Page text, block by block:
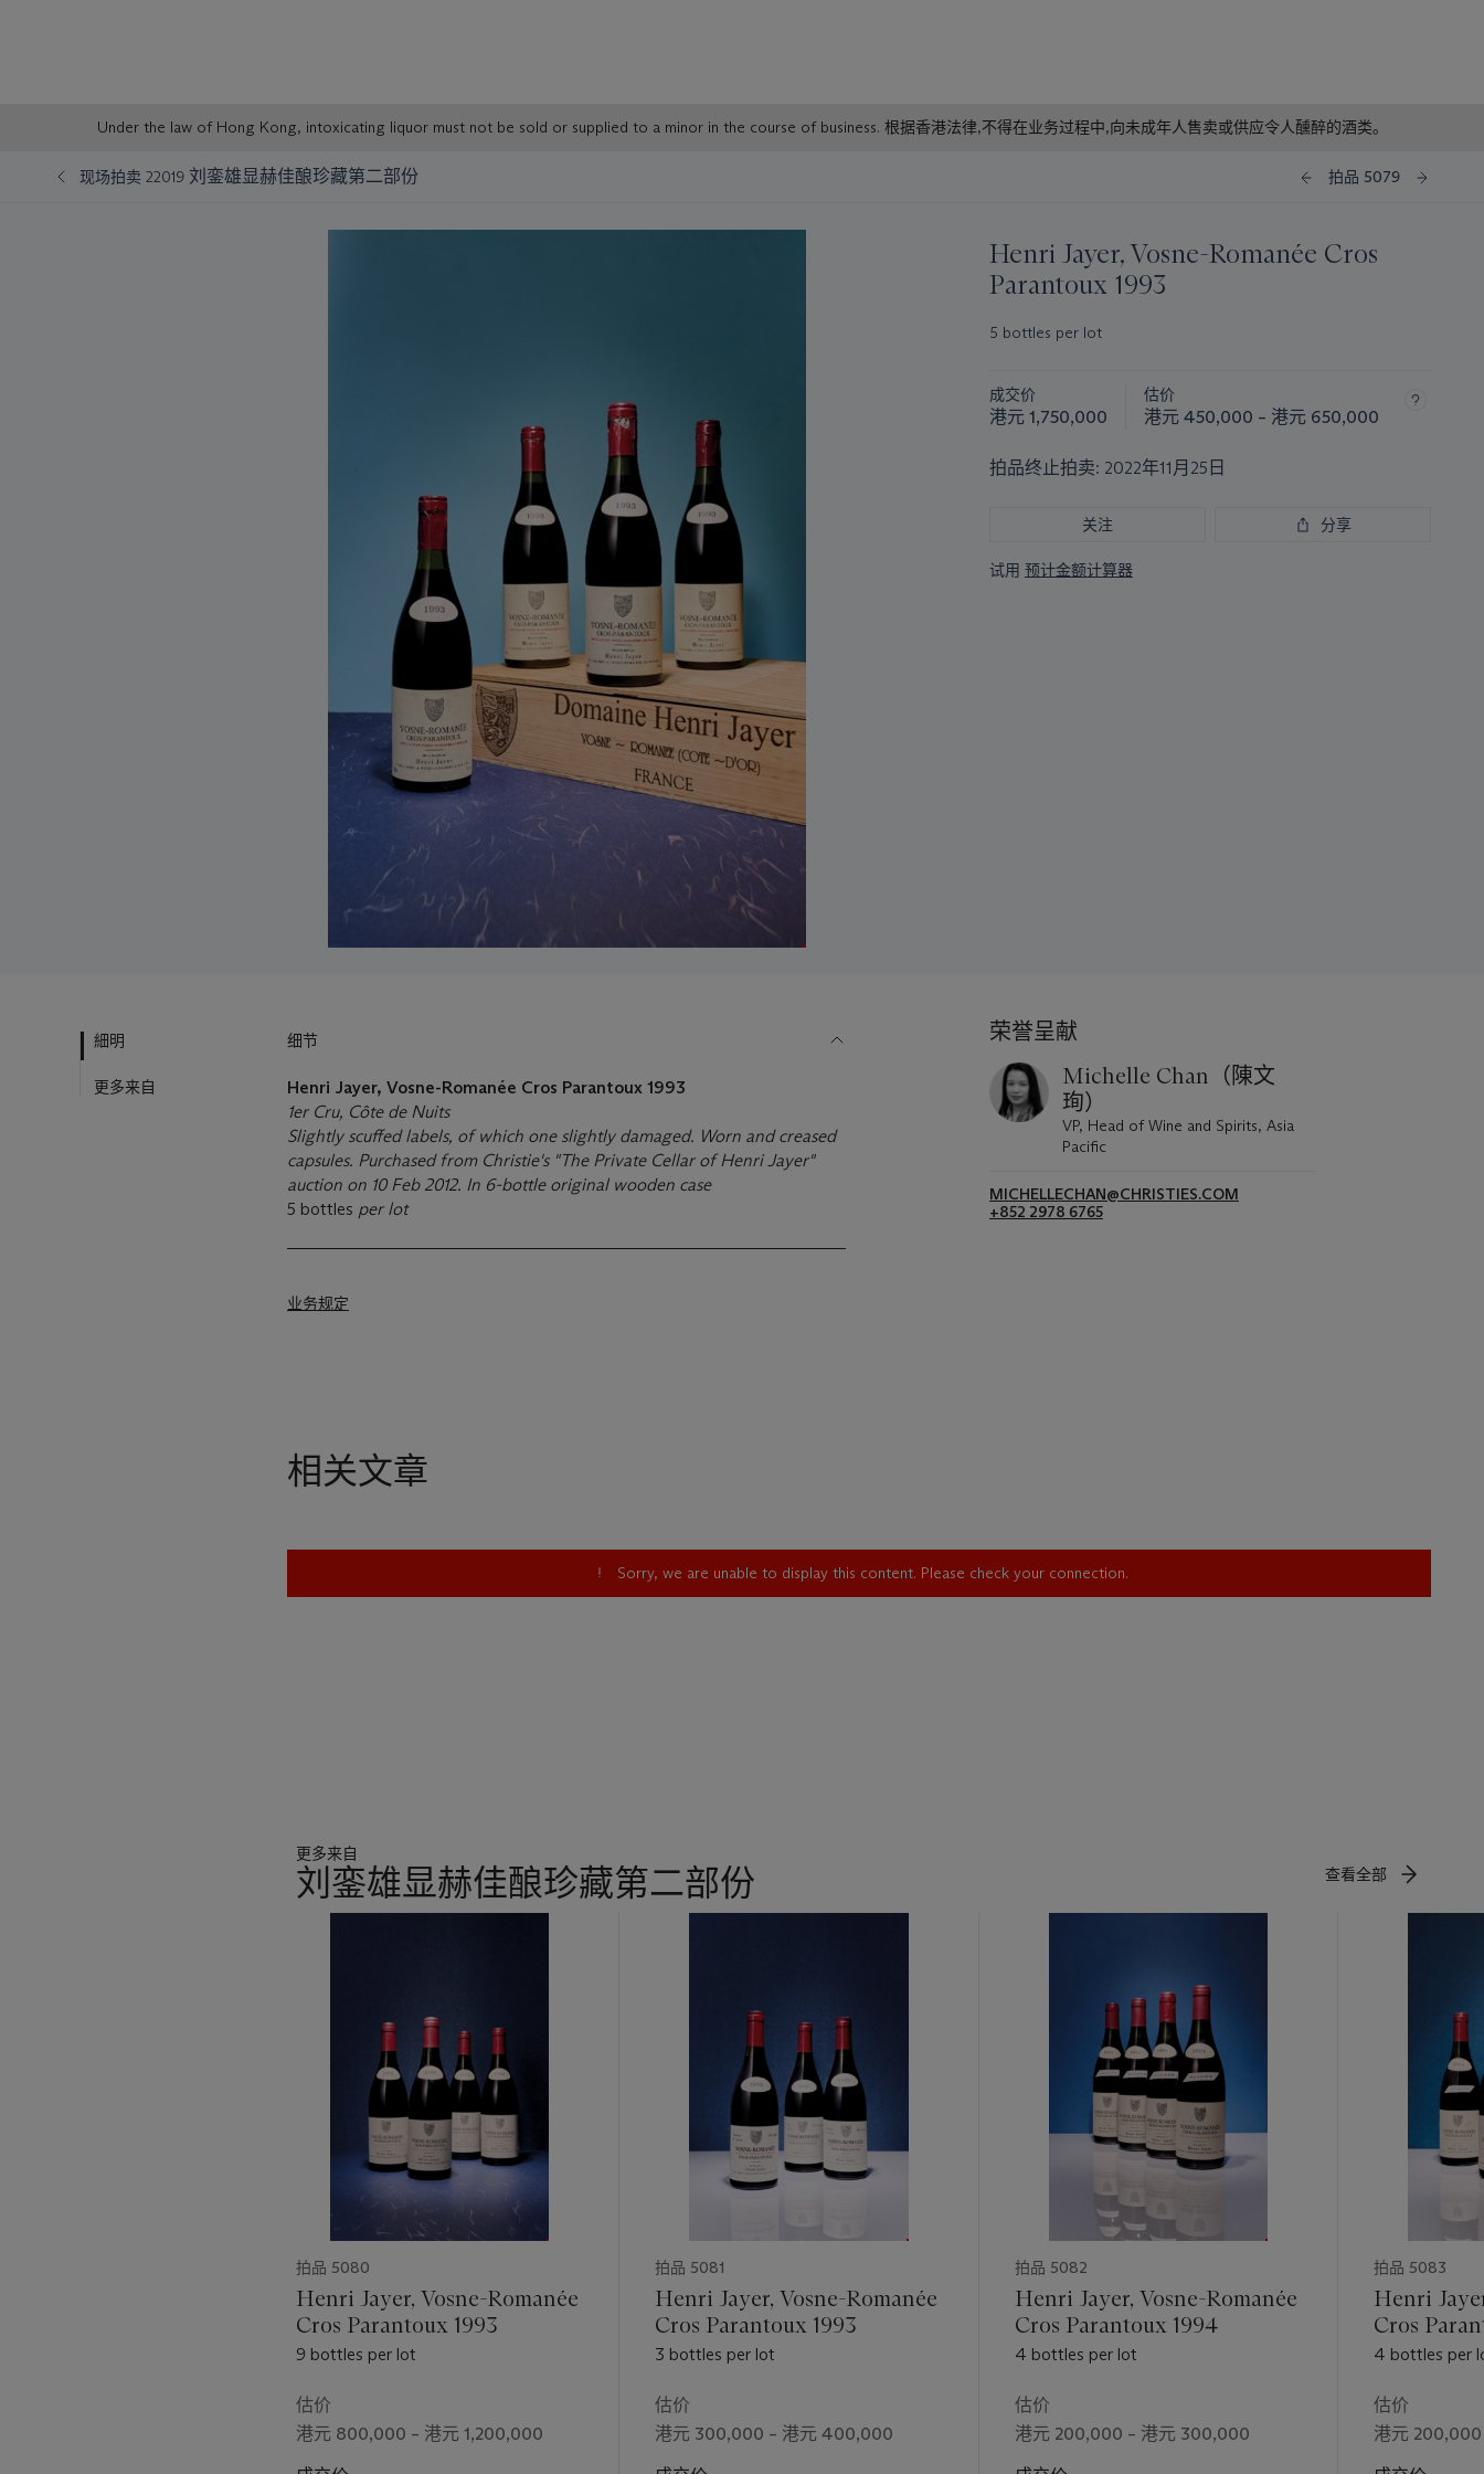
Sale
Under the law of Hong Kong, intoxicating liquor must not be sold or supplied to a minor in the course of business. 根据香港法律,不得在业务过程中,向未成年人售卖或供应令人醺醉的酒类。
现场拍卖 22019 刘銮雄显赫佳酿珍藏第二部份 拍品 5079
Henri Jayer, Vosne-Romanée Cros
Parantoux 1993
5 bottles per lot
成交价
港元 1,750,000
估价
港元 450,000 – 港元 650,000
拍品终止拍卖: 2022年11月25日
关注 分享
试用 预计金额计算器
細明
更多来自
细节
Henri Jayer, Vosne-Romanée Cros Parantoux 1993
1er Cru, Côte de Nuits
Slightly scuffed labels, of which one slightly damaged. Worn and creased
capsules. Purchased from Christie's "The Private Cellar of Henri Jayer"
auction on 10 Feb 2012. In 6-bottle original wooden case
5 bottles per lot
业务规定
荣誉呈献
Michelle Chan（陳文
珣）
VP, Head of Wine and Spirits, Asia
Pacific
MICHELLECHAN@CHRISTIES.COM
+852 2978 6765
相关文章
Sorry, we are unable to display this content. Please check your connection.
更多来自
刘銮雄显赫佳酿珍藏第二部份 查看全部
拍品 5080
Henri Jayer, Vosne-Romanée
Cros Parantoux 1993
9 bottles per lot
估价
港元 800,000 – 港元 1,200,000
拍品 5081
Henri Jayer, Vosne-Romanée
Cros Parantoux 1993
3 bottles per lot
估价
港元 300,000 – 港元 400,000
拍品 5082
Henri Jayer, Vosne-Romanée
Cros Parantoux 1994
4 bottles per lot
估价
港元 200,000 – 港元 300,000
拍品 5083
Henri
4 bottles per
估价
港元